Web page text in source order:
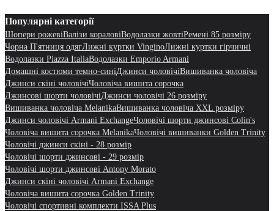
Популярні категорії
Шопери рожевіВалізи кораловіВодолазки жовтіРемені 85 розміру
Чорна П'ятниця одягЛижні куртки VinginoЛижні куртки гірчичні
Водолазки Piazza ItaliaВодолазки Emporio Armani
Домашні костюми темно-синіДжинси чоловічіВишиванка чоловіча
Джинси скіні чоловічіЧоловіча вишита сорочка
Джинсові шорти чоловічіДжинси чоловічі 26 розміру
Вишиванка чоловіча MelanikaВишиванка чоловіча XXL розміру
Джинси чоловічі Armani ExchangeЧоловічі шорти джинсові Colin's
Чоловіча вишита сорочка MelanikaЧоловічі вишиванки Golden Trinity
Чоловічі джинси скіні - 28 розмір
Чоловічі шорти джинсові - 29 розмір
Чоловічі шорти джинсові Antony Morato
Джинси скіні чоловічі Armani Exchange
Чоловіча вишита сорочка Golden Trinity
Чоловічі спортивні комплекти ISSA Plus